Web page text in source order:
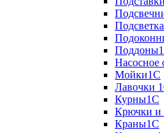
Насосное
Мойки1С
Лавочки
Курны1С
Крючки и
Краны1С